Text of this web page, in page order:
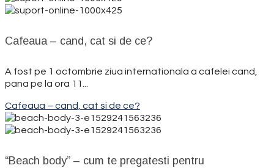
Cafeaua – cand, cat si de ce?
A fost pe 1 octombrie ziua internationala a cafelei cand,
pana pe la ora 11...
Cafeaua – cand, cat si de ce?
“Beach body” – cum te pregatesti pentru